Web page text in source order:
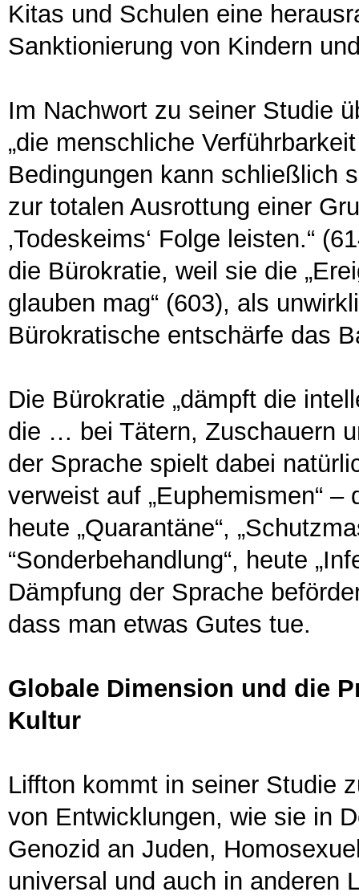
Kitas und Schulen eine
Sanktionierung von Kindern
Im Nachwort zu seiner Studie
„die menschliche
Bedingungen kann schließlich
zur totalen Ausrottung einer
‚Todeskeims‘ Folge leisten.“
die Bürokratie, weil sie die
glauben mag“ (603), als
Bürokratische entschärfe das
Die Bürokratie „dämpft die
die … bei Tätern, Zuschauern
der Sprache spielt dabei
verweist auf „Euphemismen“ –
heute „Quarantäne“,
“Sonderbehandlung“, heute
Dämpfung der Sprache
dass man etwas Gutes tue.
Globale Dimension und die
Kultur
Liffton kommt in seiner Studie
von Entwicklungen, wie sie in
Genozid an Juden,
universal und auch in anderen